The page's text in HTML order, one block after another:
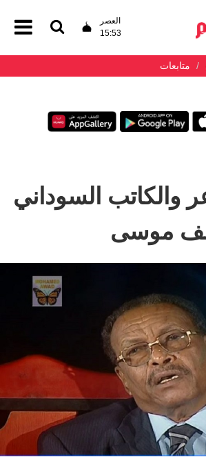
العصر
15:53
متابعات
والكاتب السوداني
موسى